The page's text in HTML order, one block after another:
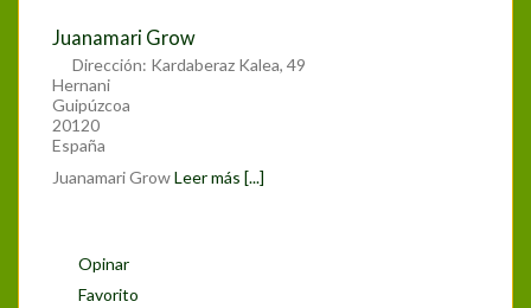
Juanamari Grow
Dirección: Kardaberaz Kalea, 49
Hernani
Guipúzcoa
20120
España
Juanamari GrowLeer más [...]
Opinar
Favorito